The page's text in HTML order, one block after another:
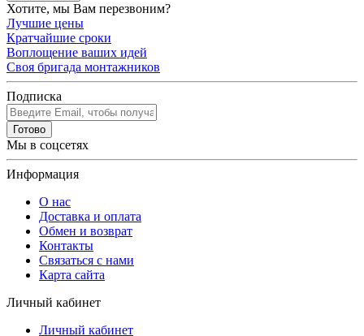
Хотите, мы Вам перезвоним?
Лучшие цены
Кратчайшие сроки
Воплощение ваших идей
Своя бригада монтажников
Подписка
Готово
Мы в соцсетях
Информация
О нас
Доставка и оплата
Обмен и возврат
Контакты
Связаться с нами
Карта сайта
Личный кабинет
Личный кабинет